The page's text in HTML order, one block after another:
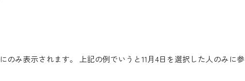
のみ表示されます。 上記の例でいうと11月4日を選択した人のみに参